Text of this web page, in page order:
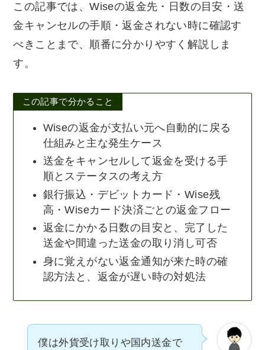
この記事では、Wiseの返金先・日数の目安・送
金キャンセルの手順・返金されない時に確認す
べきことまで、順番に分かりやすく解説しま
す。
この記事で分かること
Wiseの返金が支払い元へ自動的に戻る
仕組みと主な発生ケース
送金をキャンセルして返金を受ける手
順とステータスの考え方
銀行振込・デビットカード・Wise残
高・Wiseカード決済ごとの返金フロー
返金にかかる日数の目安と、完了した
送金や間違った送金の取り消し可否
身に覚えがない返金通知が来た時の確
認方法と、返金が遅い時の対処法
僕は外貨受け取りや国内送金で